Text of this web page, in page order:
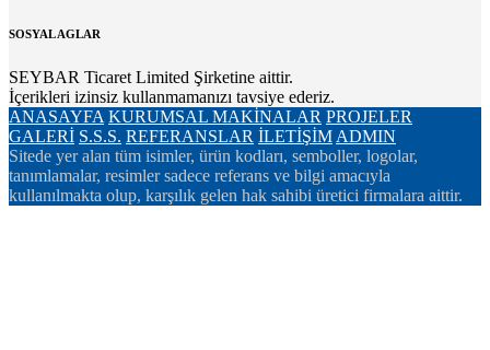
SOSYAL AGLAR
SEYBAR Ticaret Limited Şirketine aittir.
İçerikleri izinsiz kullanmamanızı tavsiye ederiz.
ANASAYFA KURUMSAL MAKİNALAR PROJELER
GALERİ S.S.S. REFERANSLAR İLETİŞİM ADMIN
Sitede yer alan tüm isimler, ürün kodları, semboller, logolar,
tanımlamalar, resimler sadece referans ve bilgi amacıyla
kullanılmakta olup, karşılık gelen hak sahibi üretici firmalara aittir.